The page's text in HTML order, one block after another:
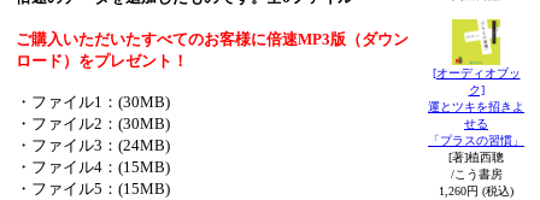
ご購入いただいたすべてのお客様に倍速MP3版（ダウン
ロード）をプレゼント！
・ファイル1：(30MB)
・ファイル2：(30MB)
・ファイル3：(24MB)
・ファイル4：(15MB)
・ファイル5：(15MB)
[オーディオブッ
ク]
運とツキを招きよ
せる
「プラスの習慣」
[著]植西聰
/こう書房
1,260円 (税込)